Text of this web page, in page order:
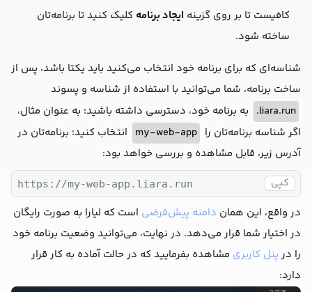
کافیست تا بر روی گزینه ایجاد برنامه کلیک کنید تا برنامه‌تان
ساخته شود.
شناسه‌ای که برای برنامه خود انتخاب می‌کنید باید یکتا باشد، پس از
ساخت برنامه، شما می‌توانید با استفاده از شناسه و پسوند
liara.run.
به برنامه خود، دسترسی داشته باشید؛ به عنوان مثال،
اگر شناسه برنامه‌تان را my-web-app انتخاب کنید؛ برنامه‌تان در
آدرس زیر، قابل مشاهده و بررسی خواهد بود:
کپی https://my-web-app.liara.run
در واقع، این همان دامنه پیش‌فرضی است که لیارا به صورت رایگان
در اختیار شما قرار می‌دهد. در نهایت، می‌توانید وضعیت برنامه خود
را درپنل کاربری مشاهده بفرمایید که در حالت آماده به کار قرار
دارد: